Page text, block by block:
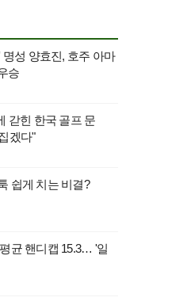
성 양효진, 호주 아마
승
갇힌 한국 골프 문
겠다"
쉽게 치는 비결?
균 핸디캡 15.3… '일